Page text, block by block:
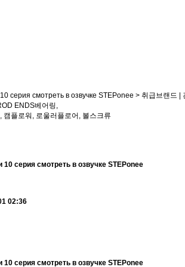
серия смотреть в озвучке STEPonee > 취급브랜드 |
ENDS베어링,
캠플로워, 로울러플로어, 볼스크류
серия смотреть в озвучке STEPonee
02:36
серия смотреть в озвучке STEPonee